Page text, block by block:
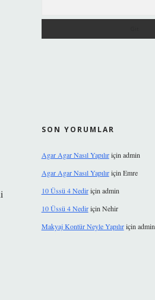
SON YORUMLAR
Agar Agar Nasıl Yapılıriçin admin
Agar Agar Nasıl Yapılıriçin Emre
10 Üssü 4 Nediriçin admin
10 Üssü 4 Nediriçin Nehir
Makyaj Kontür Neyle Yapılıriçin admin